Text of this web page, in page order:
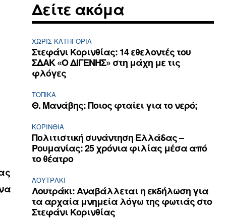
Δείτε ακόμα
ΧΩΡΊΣ ΚΑΤΗΓΟΡΊΑ
Στεφάνι Κορινθίας: 14 εθελοντές του
ΣΔΑΚ «Ο ΔΙΓΕΝΗΣ» στη μάχη με τις
φλόγες
ΤΟΠΙΚΑ
Θ. Μανάβης: Ποιος φταίει για το νερό;
ΚΟΡΙΝΘΊΑ
Πολιτιστική συνάντηση Ελλάδας –
Ρουμανίας: 25 χρόνια φιλίας μέσα από
το θέατρο
ΛΟΥΤΡΆΚΙ
Λουτράκι: Αναβάλλεται η εκδήλωση για
τα αρχαία μνημεία λόγω της φωτιάς στο
Στεφάνι Κορινθίας